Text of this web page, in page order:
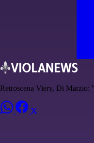
Retroscena Viery, Di Marzio: